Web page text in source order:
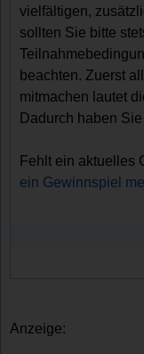
vielfältigen,
sollten Sie bitte
beachten. Zuerst
mitmachen lautet
Dadurch haben
Fehlt ein aktuelles
ein Gewinnspiel
Anzeige: